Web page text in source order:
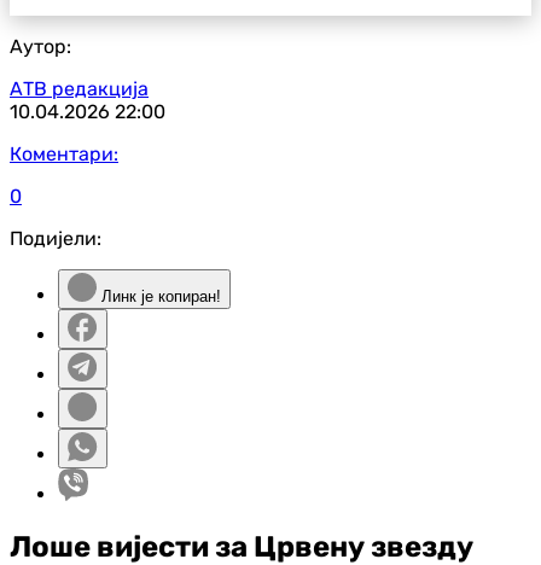
Аутор:
АТВ редакција
10.04.2026 22:00
Коментари:
0
Подијели:
Линк је копиран!
Лоше вијести за Црвену звезду